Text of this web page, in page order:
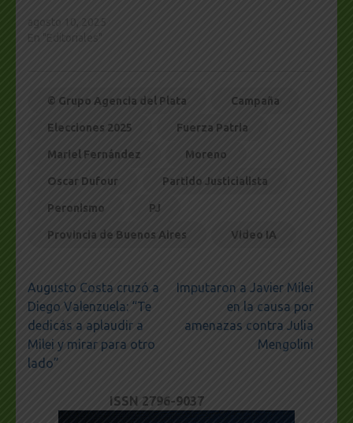
© Grupo Agencia del Plata Campaña
Elecciones 2025 Fuerza Patria
Mariel Fernández Moreno
Oscar Dufour Partido Justicialista
Peronismo PJ
Provincia de Buenos Aires Video IA
Navegación
de
entradas
Augusto Costa cruzó a
Diego Valenzuela: “Te
dedicás a aplaudir a
Milei y mirar para otro
lado”
Imputaron a Javier Milei
en la causa por
amenazas contra Julia
Mengolini
ISSN 2796-9037